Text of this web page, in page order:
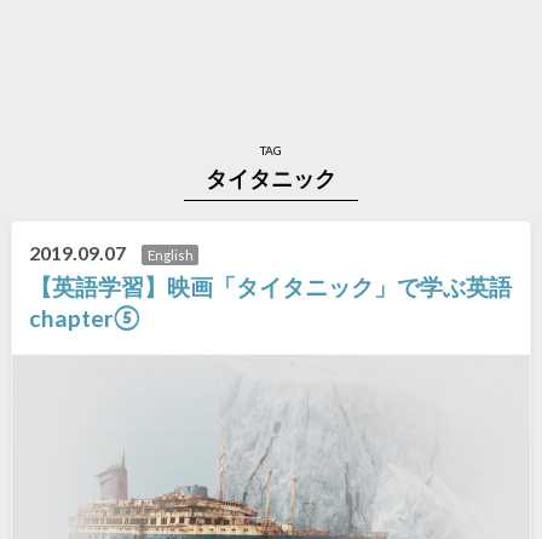
TAG
タイタニック
2019.09.07 English
【英語学習】映画「タイタニック」で学ぶ英語
chapter⑤